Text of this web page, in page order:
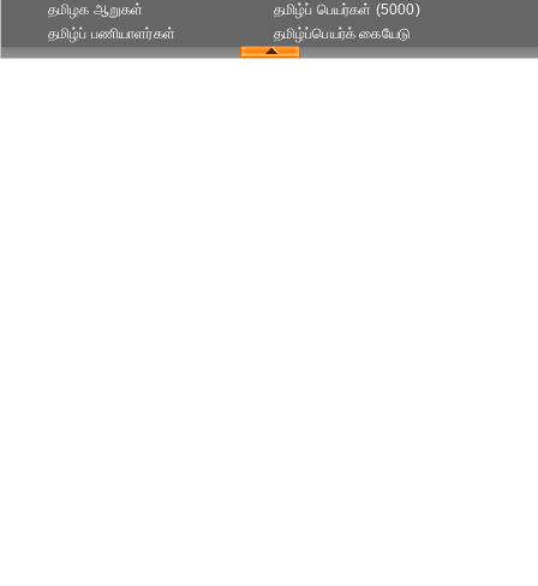
தமிழக ஆறுகள்
தமிழ்ப் பணியாளர்கள்
தமிழ்ப் பெயர்கள் (5000)
தமிழ்ப்பெயர்க் கையேடு